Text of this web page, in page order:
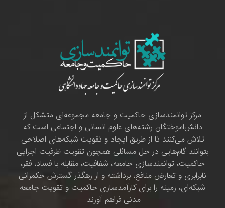
مرکز توانمندسازی حاکمیت و جامعه مجموعه‌ای متشکل از
دانش‌اموختگان رشته‌های علوم انسانی و اجتماعی است که
تلاش می‌کنند تا از طریق ایجاد و تقویت شبکه‌های اصلاحی
بتوانند گام‌هایی در حل مسائلی همچون تقویت ظرفیت اجرایی
حاکمیت، توانمندسازی جامعه، شفافیت، مقابله با فساد، فقر،
نابرابری و تعارض منافع، برداشته و از رهگذر گسترش حکمرانی
شبکه‌ای، زمینه را برای کارآمدسازی حاکمیت و تقویت جامعه
مدنی فراهم آورند.